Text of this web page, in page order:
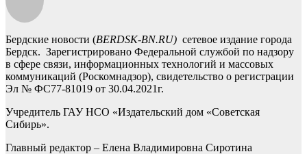
Бердские новости (BERDSK-BN.RU) сетевое издание города
Бердск. Зарегистрировано Федеральной службой по надзору
в сфере связи, информационных технологий и массовых
коммуникаций (Роскомнадзор), свидетельство о регистрации
Эл № ФС77-81019 от 30.04.2021г.
Учредитель ГАУ НСО «Издательский дом «Советская
Сибирь».
Главный редактор – Елена Владимировна Сиротина